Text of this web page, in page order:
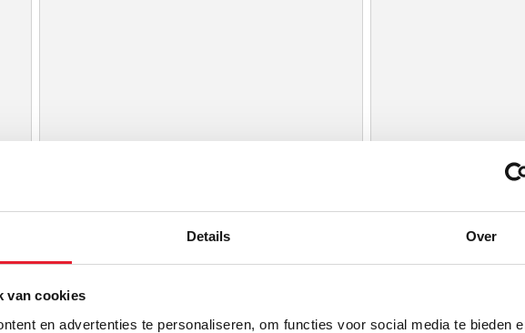
Details Over
van cookies
en advertenties te personaliseren, om functies voor social media te bieden